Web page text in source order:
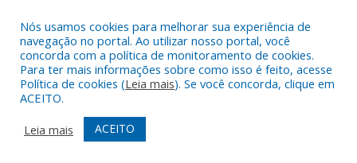
Todos os direitos reservados a Prefeitura Municipal de Igarapé-
Miri.
Mapa do Site
Acessar Área Administrativa
Acessar Webmail
Nós usamos cookies para melhorar sua experiência de
navegação no portal. Ao utilizar nosso portal, você
concorda com a política de monitoramento de cookies.
Para ter mais informações sobre como isso é feito, acesse
Política de cookies (Leia mais). Se você concorda, clique em
ACEITO.
Leia mais
ACEITO